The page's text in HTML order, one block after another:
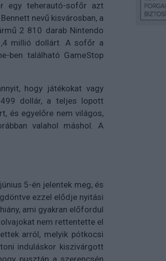
egy teherautó-sofőr azt
nevű kisvárosban, a
2 810 darab Nintendo
millió dollárt. A sofőr a
ben található GameStop
hogy játékokat vagy
dollár, a teljes lopott
és egyelőre nem világos,
valahol máshol. A
5-én jelentek meg, és
ezzel elődje nyitási
ami gyakran előfordul
nem rettentette el
arról, melyik pótkocsi
induláskor kiszivárgott